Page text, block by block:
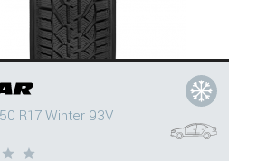
R17 Winter 93V